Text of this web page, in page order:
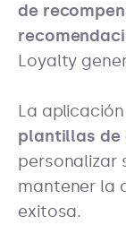
de
Loyalty
La
plantillas de
personalizar
mantener la
exitosa.